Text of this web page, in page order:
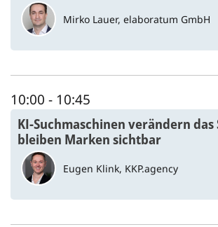
Mirko Lauer, elaboratum GmbH
10:00 - 10:45
KI-Suchmaschinen verändern das
bleiben Marken sichtbar
Eugen Klink, KKP.agency